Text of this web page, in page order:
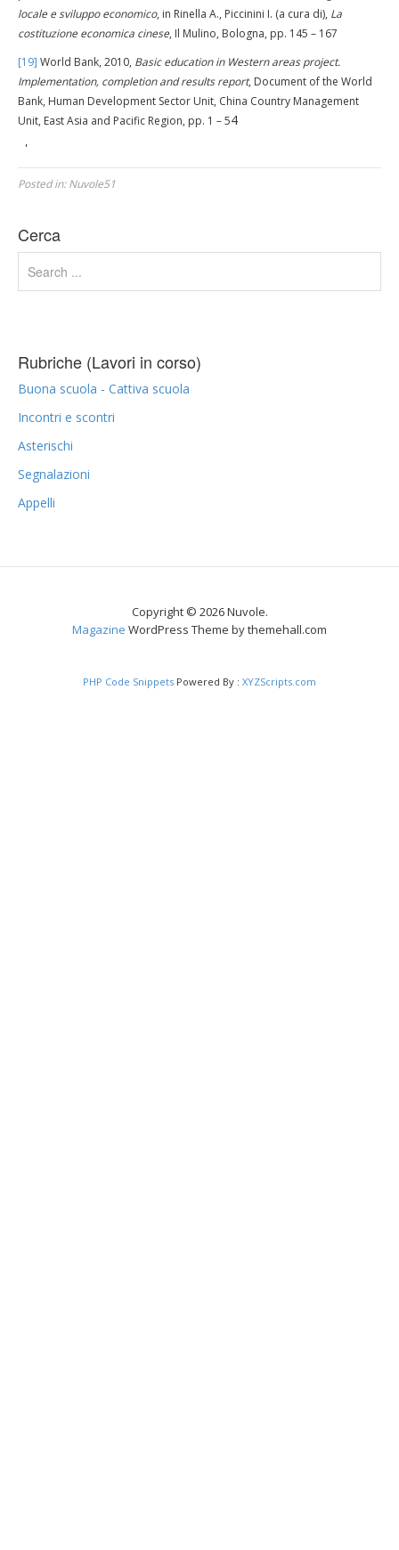
locale e sviluppo economico, in Rinella A., Piccinini I. (a cura di), La
costituzione economica cinese, Il Mulino, Bologna, pp. 145 – 167
[19] World Bank, 2010, Basic education in Western areas project.
Implementation, completion and results report, Document of the World
Bank, Human Development Sector Unit, China Country Management
Unit, East Asia and Pacific Region, pp. 1 – 54
'
Posted in:Nuvole51
Cerca
Rubriche (Lavori in corso)
Buona scuola - Cattiva scuola
Incontri e scontri
Asterischi
Segnalazioni
Appelli
Copyright © 2026 Nuvole.
Magazine WordPress Theme by themehall.com
PHP Code Snippets Powered By : XYZScripts.com